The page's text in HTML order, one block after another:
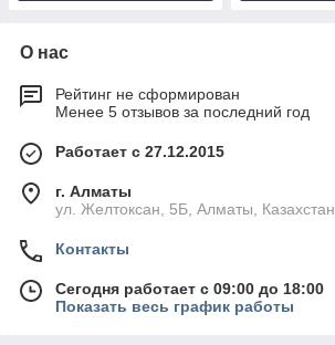
О нас
Рейтинг не сформирован
Менее 5 отзывов за последний год
Работает с 27.12.2015
г. Алматы
ул. Желтоксан, 5Б, Алматы, Казахстан
Контакты
Сегодня работает с 09:00 до 18:00
Показать весь график работы